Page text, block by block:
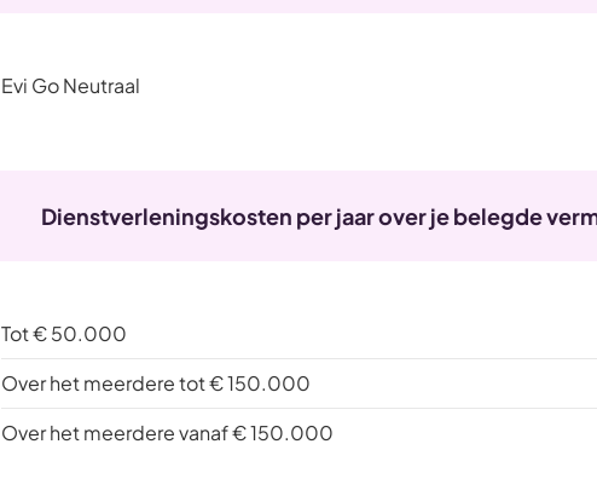
Evi Go Neutraal
Dienstverleningskosten per jaar over je belegde
Tot € 50.000
Over het meerdere tot € 150.000
Over het meerdere vanaf € 150.000